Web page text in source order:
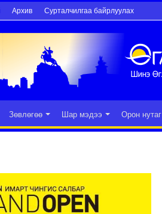
Архив Сурталчилгаа байрлуулах
Зөвлөгөө Шар мэдээ Орон нутаг